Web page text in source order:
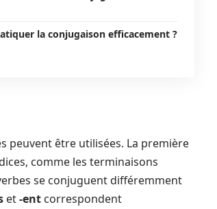
la conjugaison efficacement ?
peuvent être utilisées. La première
comme les terminaisons
se conjuguent différemment
et-ent correspondent